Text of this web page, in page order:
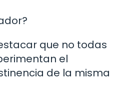
que no todas
el
de la misma